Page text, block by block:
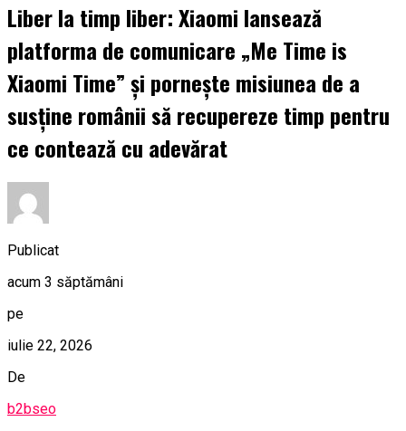
Liber la timp liber: Xiaomi lansează
platforma de comunicare „Me Time is
Xiaomi Time” și pornește misiunea de a
susține românii să recupereze timp pentru
ce contează cu adevărat
Publicat
acum 3 săptămâni
pe
iulie 22, 2026
De
b2bseo